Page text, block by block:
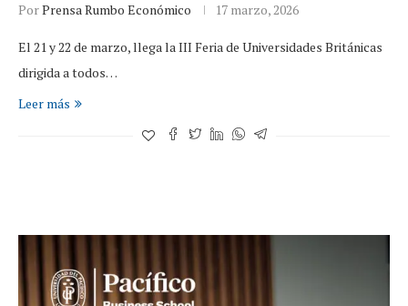
PorPrensa Rumbo Económico 17 marzo, 2026
El 21 y 22 de marzo, llega la III Feria de Universidades Británicas
dirigida a todos…
Leer más